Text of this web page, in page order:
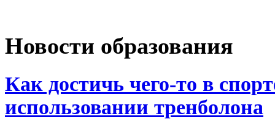
Новости образования
Как достичь чего-то в
использовании тренболона